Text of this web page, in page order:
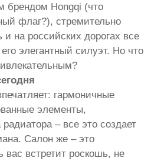
брендом Hongqi (что
флаг?), стремительно
и на российских дорогах все
элегантный силуэт. Но что
гармоничные
элементы,
– все это создает
Салон же – это
вас встретит роскошь, не